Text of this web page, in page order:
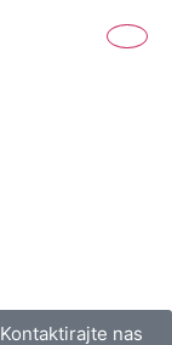
Kontaktirajte nas